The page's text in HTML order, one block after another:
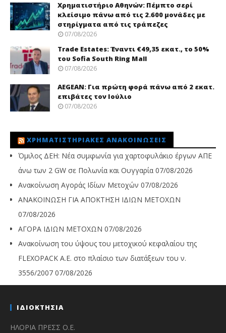
Χρηματιστήριο Αθηνών: Πέμπτο σερί
κλείσιμο πάνω από τις 2.600 μονάδες με
στηρίγματα από τις τράπεζες
07/08/2026
Trade Εstates: Έναντι €49,35 εκατ., το 50%
του Sofia South Ring Mall
07/08/2026
AEGEAN: Για πρώτη φορά πάνω από 2 εκατ.
επιβάτες τον Ιούλιο
07/08/2026
ΧΡΗΜΑΤΙΣΤΗΡΙΑΚΈΣ ΑΝΑΚΟΙΝΏΣΕΙΣ
Όμιλος ΔΕΗ: Νέα συμφωνία για χαρτοφυλάκιο έργων ΑΠΕ
άνω των 2 GW σε Πολωνία και Ουγγαρία 07/08/2026
Ανακοίνωση Αγοράς Ιδίων Μετοχών 07/08/2026
ΑΝΑΚΟΙΝΩΣΗ ΓΙΑ ΑΠΟΚΤΗΣΗ ΙΔΙΩΝ ΜΕΤΟΧΩΝ
07/08/2026
ΑΓΟΡΑ ΙΔΙΩΝ ΜΕΤΟΧΩΝ 07/08/2026
Ανακοίνωση του ύψους του μετοχικού κεφαλαίου της
FLEXOPACK A.E. στο πλαίσιο των διατάξεων του ν.
3556/2007 07/08/2026
ΙΔΙΟΚΤΗΣΙΑ
ΗΛΟΡΙΑ ΠΡΕΣΣ Ο.Ε.